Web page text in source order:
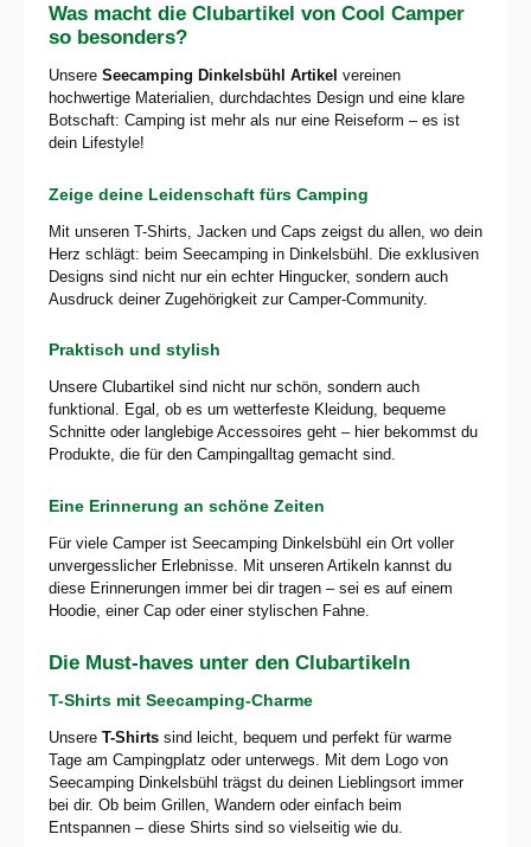
Was macht die Clubartikel von Cool Camper
so besonders?
Unsere Seecamping Dinkelsbühl Artikel vereinen
hochwertige Materialien, durchdachtes Design und eine klare
Botschaft: Camping ist mehr als nur eine Reiseform – es ist
dein Lifestyle!
Zeige deine Leidenschaft fürs Camping
Mit unseren T-Shirts, Jacken und Caps zeigst du allen, wo dein
Herz schlägt: beim Seecamping in Dinkelsbühl. Die exklusiven
Designs sind nicht nur ein echter Hingucker, sondern auch
Ausdruck deiner Zugehörigkeit zur Camper-Community.
Praktisch und stylish
Unsere Clubartikel sind nicht nur schön, sondern auch
funktional. Egal, ob es um wetterfeste Kleidung, bequeme
Schnitte oder langlebige Accessoires geht – hier bekommst du
Produkte, die für den Campingalltag gemacht sind.
Eine Erinnerung an schöne Zeiten
Für viele Camper ist Seecamping Dinkelsbühl ein Ort voller
unvergesslicher Erlebnisse. Mit unseren Artikeln kannst du
diese Erinnerungen immer bei dir tragen – sei es auf einem
Hoodie, einer Cap oder einer stylischen Fahne.
Die Must-haves unter den Clubartikeln
T-Shirts mit Seecamping-Charme
Unsere T-Shirts sind leicht, bequem und perfekt für warme
Tage am Campingplatz oder unterwegs. Mit dem Logo von
Seecamping Dinkelsbühl trägst du deinen Lieblingsort immer
bei dir. Ob beim Grillen, Wandern oder einfach beim
Entspannen – diese Shirts sind so vielseitig wie du.